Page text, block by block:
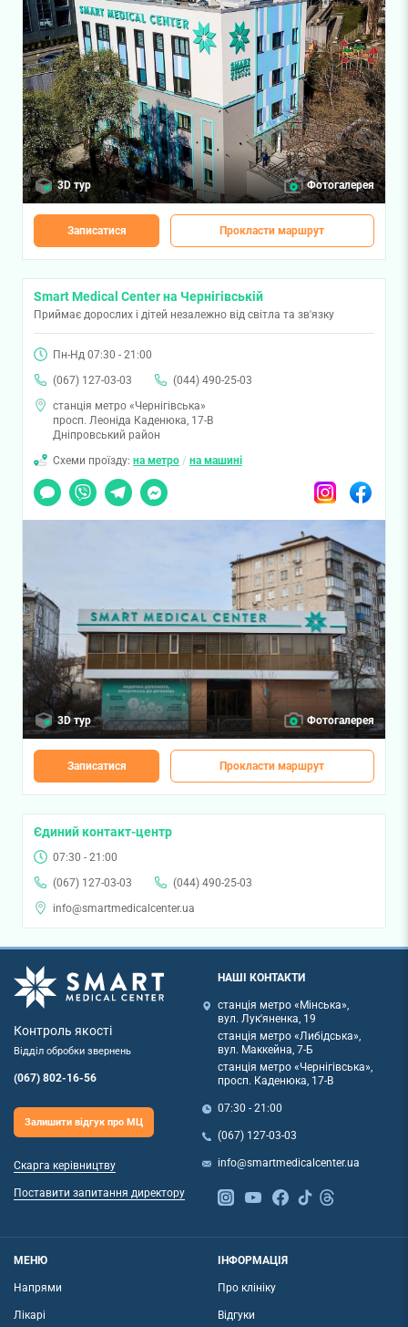
3D тур Фотогалерея
Записатися Прокласти маршрут
Smart Medical Center на Чернігівській
Приймає дорослих і дітей незалежно від світла та зв'язку
Пн-Нд 07:30 - 21:00
(067) 127-03-03
(044) 490-25-03
станція метро «Чернігівська»
просп. Леоніда Каденюка, 17-В
Дніпровський район
Схеми проїзду: на метро / на машині
Чат
Viber TelegramMessenger InstagramFacebook
3D тур Фотогалерея
Записатися Прокласти маршрут
Єдиний контакт-центр
07:30 - 21:00
(067) 127-03-03
(044) 490-25-03
info@smartmedicalcenter.ua
Контроль якості
Відділ обробки звернень
(067) 802-16-56
Залишити відгук про МЦ
Скарга керівництву
Поставити запитання директору
НАШІ КОНТАКТИ
станція метро «Мінська»,
вул. Лук'яненка, 19
станція метро «Либідська»,
вул. Маккейна, 7-Б
станція метро «Чернігівська»,
просп. Каденюка, 17-В
07:30 - 21:00
(067) 127-03-03
info@smartmedicalcenter.ua
МЕНЮ
Напрями
Лікарі
ІНФОРМАЦІЯ
Про клініку
Відгуки